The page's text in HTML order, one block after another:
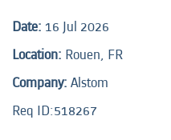
Date: 16 Jul 2026
Location: Rouen, FR
Company: Alstom
Req ID:518267